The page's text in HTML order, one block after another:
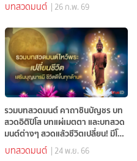
บทสวดมนต์ | 26 ก.พ. 69
รวมบทสวดมนต์ คาถาชินบัญชร บท
สวดอิติปิโส บทแผ่เมตตา และบทสวด
มนต์ต่างๆ สวดแล้วชีวิตเปลี่ยน! มีโชค
ลาภ
บทสวดมนต์ | 24 พ.ย. 66